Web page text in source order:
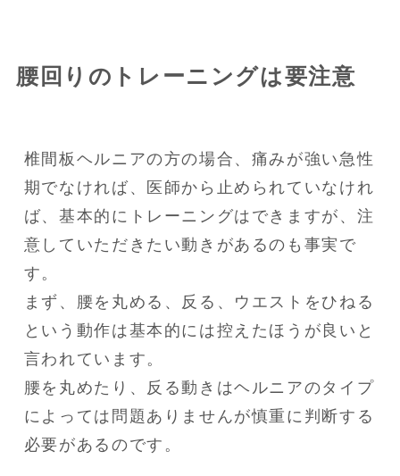
腰回りのトレーニングは要注意
椎間板ヘルニアの方の場合、痛みが強い急性
期でなければ、医師から止められていなけれ
ば、基本的にトレーニングはできますが、注
意していただきたい動きがあるのも事実で
す。
まず、腰を丸める、反る、ウエストをひねる
という動作は基本的には控えたほうが良いと
言われています。
腰を丸めたり、反る動きはヘルニアのタイプ
によっては問題ありませんが慎重に判断する
必要があるのです。